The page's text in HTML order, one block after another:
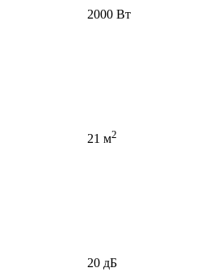
2000 Вт
21 м2
20 дБ